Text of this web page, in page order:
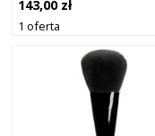
143,00 zł
1 oferta